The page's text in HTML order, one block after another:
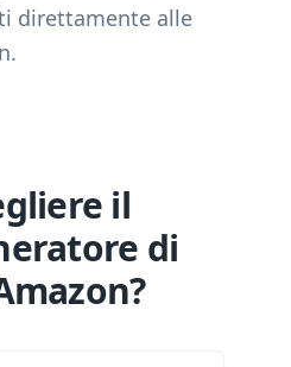
direttamente alle
il
di